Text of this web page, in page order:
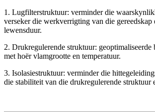
1. Lugfilterstruktuur: verminder die
verseker die werkverrigting van die gereedskap
lewensduur.
2. Drukregulerende struktuur: geoptimaliseerde
met hoër vlamgrootte en temperatuur.
3. Isolasiestruktuur: verminder die
die stabiliteit van die drukregulerende struktuur